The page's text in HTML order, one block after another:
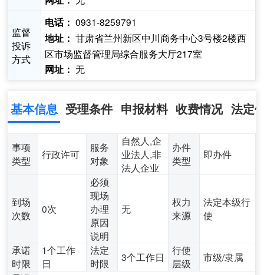
监督
投诉
方式
电话： 0931-8259791
地址： 甘肃省兰州新区中川商务中心3号楼2楼西
区市场监督管理局综合服务大厅217室
网址： 无
基本信息 受理条件 申报材料 收费情况 法定
事项
类型
行政许可
服务
对象
自然人,企
业法人,非
法人企业
办件
类型
即办件
到场
次数
0次
必须
现场
办理
原因
说明
无
权力
来源
法定本级行
使
承诺
时限
1个工作
日
法定
时限
3个工作日
行使
层级
市级/隶属